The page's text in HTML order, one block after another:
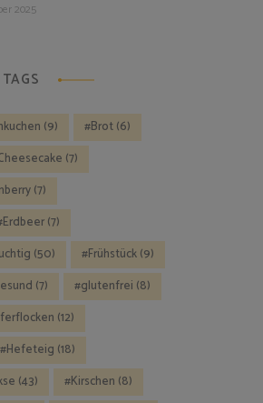
2025
TAGS
(9) Brot(6)
(7)
(7)
Erdbeer(7)
(50) Frühstück(9)
(7) glutenfrei (8)
(12)
Hefeteig (18)
(43) Kirschen (8)